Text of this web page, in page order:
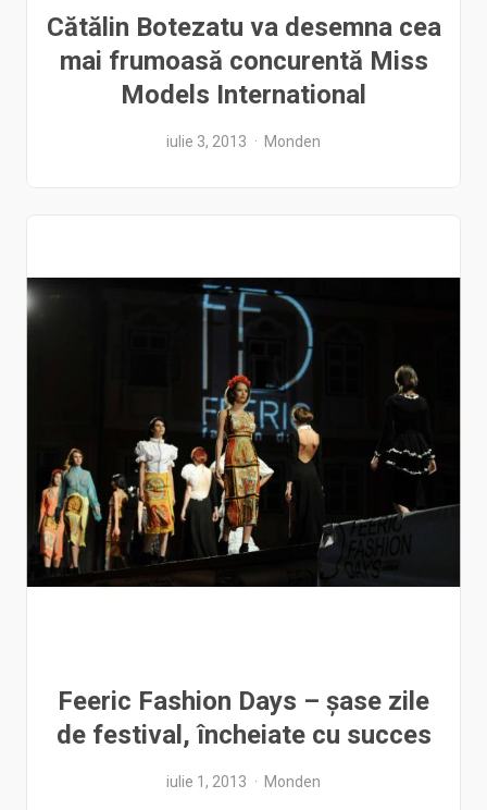
Cătălin Botezatu va desemna cea
mai frumoasă concurentă Miss
Models International
iulie 3, 2013 Monden
Feeric Fashion Days – șase zile
de festival, încheiate cu succes
iulie 1, 2013 Monden